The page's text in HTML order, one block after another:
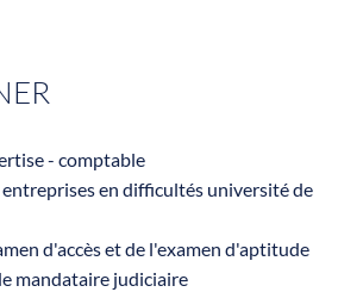
- comptable
en difficultés université de
d'accès et de l'examen d'aptitude
mandataire judiciaire